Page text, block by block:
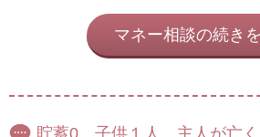
マネー相談の続き
貯蓄0、子供１人、主人が亡